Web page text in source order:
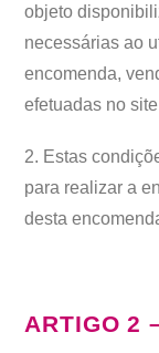
objeto
necessárias ao
encomenda,
efetuadas no
2. Estas
para realizar a
desta
ARTIGO 2